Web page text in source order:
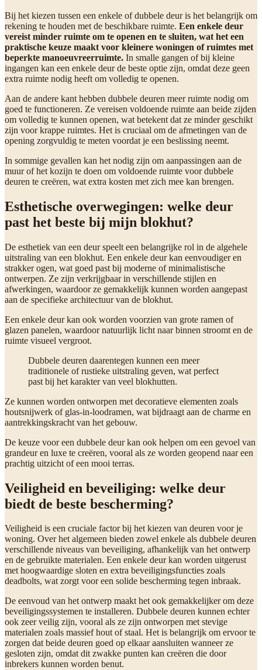
Bij het kiezen tussen een enkele of dubbele deur is het belangrijk om
rekening te houden met de beschikbare ruimte. Een enkele deur
vereist minder ruimte om te openen en te sluiten, wat het een
praktische keuze maakt voor kleinere woningen of ruimtes met
beperkte manoeuvreerruimte. In smalle gangen of bij kleine
ingangen kan een enkele deur de beste optie zijn, omdat deze geen
extra ruimte nodig heeft om volledig te openen.
Aan de andere kant hebben dubbele deuren meer ruimte nodig om
goed te functioneren. Ze vereisen voldoende ruimte aan beide zijden
om volledig te kunnen openen, wat betekent dat ze minder geschikt
zijn voor krappe ruimtes. Het is cruciaal om de afmetingen van de
opening zorgvuldig te meten voordat je een beslissing neemt.
In sommige gevallen kan het nodig zijn om aanpassingen aan de
muur of het kozijn te doen om voldoende ruimte voor dubbele
deuren te creëren, wat extra kosten met zich mee kan brengen.
Esthetische overwegingen: welke deur
past het beste bij mijn blokhut?
De esthetiek van een deur speelt een belangrijke rol in de algehele
uitstraling van een blokhut. Een enkele deur kan eenvoudiger en
strakker ogen, wat goed past bij moderne of minimalistische
ontwerpen. Ze zijn verkrijgbaar in verschillende stijlen en
afwerkingen, waardoor ze gemakkelijk kunnen worden aangepast
aan de specifieke architectuur van de blokhut.
Een enkele deur kan ook worden voorzien van grote ramen of
glazen panelen, waardoor natuurlijk licht naar binnen stroomt en de
ruimte visueel vergroot.
Dubbele deuren daarentegen kunnen een meer
traditionele of rustieke uitstraling geven, wat perfect
past bij het karakter van veel blokhutten.
Ze kunnen worden ontworpen met decoratieve elementen zoals
houtsnijwerk of glas-in-loodramen, wat bijdraagt aan de charme en
aantrekkingskracht van het gebouw.
De keuze voor een dubbele deur kan ook helpen om een gevoel van
grandeur en luxe te creëren, vooral als ze worden geopend naar een
prachtig uitzicht of een mooi terras.
Veiligheid en beveiliging: welke deur
biedt de beste bescherming?
Veiligheid is een cruciale factor bij het kiezen van deuren voor je
woning. Over het algemeen bieden zowel enkele als dubbele deuren
verschillende niveaus van beveiliging, afhankelijk van het ontwerp
en de gebruikte materialen. Een enkele deur kan worden uitgerust
met hoogwaardige sloten en extra beveiligingsfuncties zoals
deadbolts, wat zorgt voor een solide bescherming tegen inbraak.
De eenvoud van het ontwerp maakt het ook gemakkelijker om deze
beveiligingssystemen te installeren. Dubbele deuren kunnen echter
ook zeer veilig zijn, vooral als ze zijn ontworpen met stevige
materialen zoals massief hout of staal. Het is belangrijk om ervoor te
zorgen dat beide deuren goed op elkaar aansluiten wanneer ze
gesloten zijn, omdat dit zwakke punten kan creëren die door
inbrekers kunnen worden benut.